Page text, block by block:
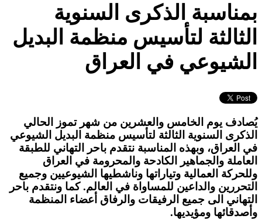
بمناسبة الذكرى السنوية
الثالثة لتأسيس منظمة البديل
الشيوعي في العراق
يُصادف يوم الخامس والعشرين من شهر تموز الحالي
الذكرى السنوية الثالثة لتأسيس منظمة البديل الشيوعي
في العراق، وبهذه المناسبة نتقدم باحر التهاني للطبقة
العاملة والجماهير الكادحة والمحرومة في العراق
وللحركة العمالية وتياراتها وناشطيها الشيوعيين وجميع
التحررين والداعين للمساواة في العالم. كما ونتقدم باحر
التهاني الى جميع الرفيقات والرفاق أعضاء المنظمة
وأصدقائها ومؤيديها.